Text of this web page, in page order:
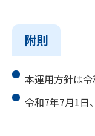
附則
本運用方針は令
令和7年7月1日